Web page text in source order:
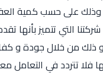
وذلك على حسب كمية
شركتنا التي تتميز بأنها
ذلك من خلال جودة و
فلا تتردد في التعامل